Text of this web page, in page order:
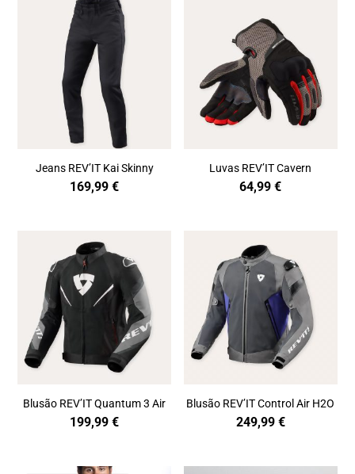
Jeans REV’IT Kai Skinny
169,99€
Luvas REV’IT Cavern
64,99€
Blusão REV’IT Quantum 3 Air
199,99€
Blusão REV’IT Control Air H2O
249,99 €